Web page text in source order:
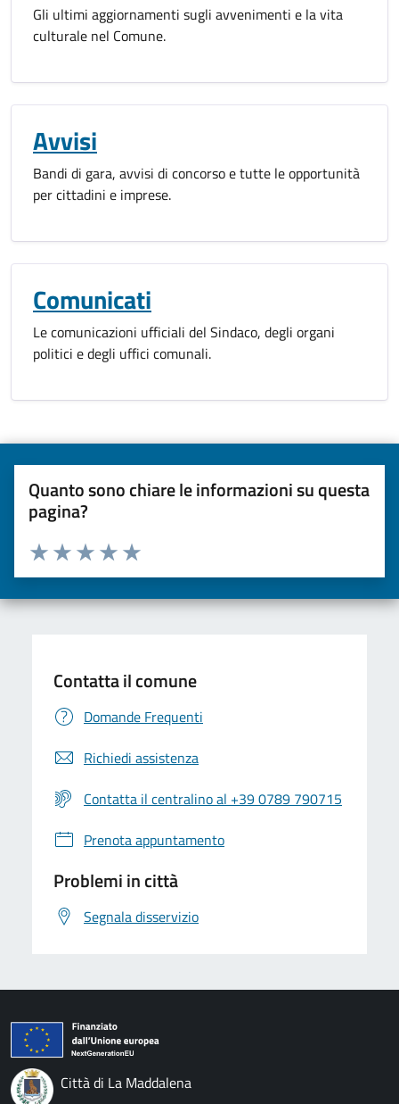
Gli ultimi aggiornamenti sugli avvenimenti e la vita
culturale nel Comune.
Avvisi
Bandi di gara, avvisi di concorso e tutte le opportunità
per cittadini e imprese.
Comunicati
Le comunicazioni ufficiali del Sindaco, degli organi
politici e degli uffici comunali.
Quanto sono chiare le informazioni su questa
pagina?
Valuta da 1 a 5 stelle la pagina
Valuta 5 stelle su 5
Valuta 4 stelle su 5
Valuta 3 stelle su 5
Valuta 2 stelle su 5
Valuta una stella su 5
Contatta il comune
Domande Frequenti
Richiedi assistenza
Contatta il centralino al +39 0789 790715
Prenota appuntamento
Problemi in città
Segnala disservizio
Città di La Maddalena